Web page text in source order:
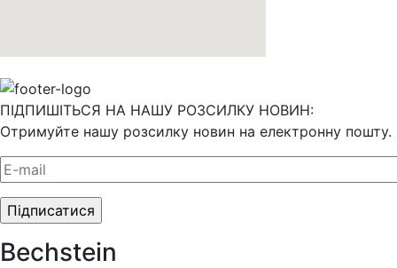
ПІДПИШІТЬСЯ НА НАШУ РОЗСИЛКУ НОВИН:
Отримуйте нашу розсилку новин на електронну пошту.
Bechstein